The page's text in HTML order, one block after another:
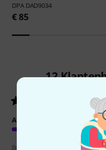
DPA DAD9034
€ 85
12
/ 5
AFWERKING
Review richtlijnen